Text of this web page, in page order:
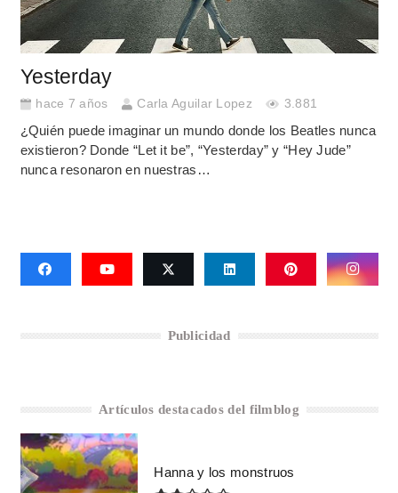
Yesterday
hace 7 años Carla Aguilar Lopez 3.881
¿Quién puede imaginar un mundo donde los Beatles nunca
existieron? Donde “Let it be”, “Yesterday” y “Hey Jude”
nunca resonaron en nuestras…
Publicidad
Artículos destacados del filmblog
Hanna y los monstruos